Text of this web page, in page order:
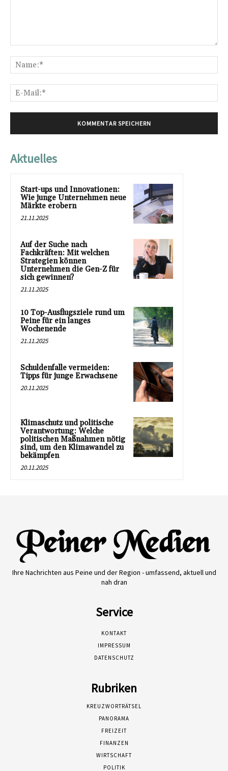
Aktuelles
Start-ups und Innovationen:
Wie junge Unternehmen neue
Märkte erobern
21.11.2025
Auf der Suche nach
Fachkräften: Mit welchen
Strategien können
Unternehmen die Gen-Z für
sich gewinnen?
21.11.2025
10 Top-Ausflugsziele rund um
Peine für ein langes
Wochenende
21.11.2025
Schuldenfalle vermeiden:
Tipps für junge Erwachsene
20.11.2025
Klimaschutz und politische
Verantwortung: Welche
politischen Maßnahmen nötig
sind, um den Klimawandel zu
bekämpfen
20.11.2025
Ihre Nachrichten aus Peine und der Region - umfassend, aktuell und
nah dran
Service
KONTAKT
IMPRESSUM
DATENSCHUTZ
Rubriken
KREUZWORTRÄTSEL
PANORAMA
FREIZEIT
FINANZEN
WIRTSCHAFT
POLITIK